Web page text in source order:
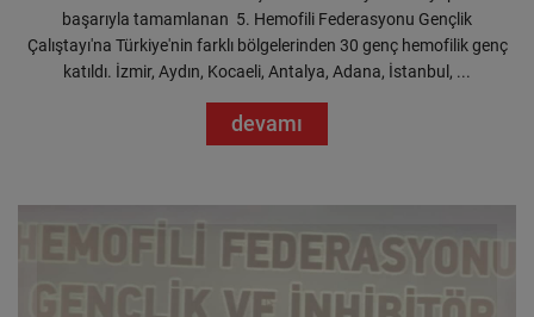
başarıyla tamamlanan 5. Hemofili Federasyonu Gençlik
Çalıştayı'na Türkiye'nin farklı bölgelerinden 30 genç hemofilik genç
katıldı. İzmir, Aydın, Kocaeli, Antalya, Adana, İstanbul, ...
devamı